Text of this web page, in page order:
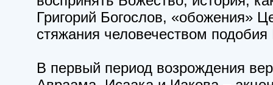
Григорий Богослов, «обожения»
стяжания человечеством подобия
В первый период возрождения